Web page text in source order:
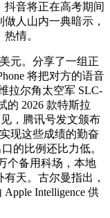
音将正在高考期间
人山内一典暗示，
情。
元。分享了一组正
将把对方的语音
拉尔角太空军 SLC-
的 2026 款特斯拉
，腾讯号发文颁布
现这些成绩的勤奋
的比例还比力低。
个备用科场，本地
天。古尔曼指出，
Intelligence 供